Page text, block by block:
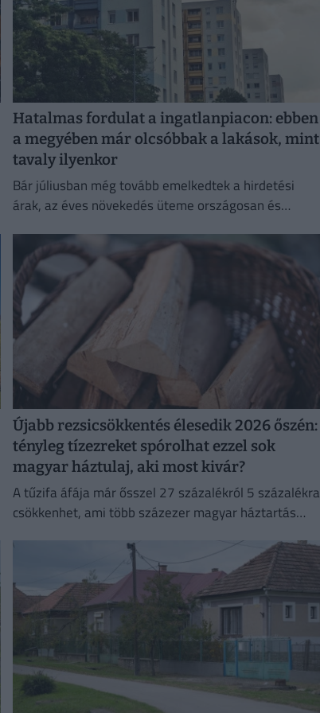
Hatalmas fordulat a ingatlanpiacon: ebben
a megyében már olcsóbbak a lakások, mint
tavaly ilyenkor
Bár júliusban még tovább emelkedtek a hirdetési
árak, az éves növekedés üteme országosan és
Újabb rezsicsökkentés élesedik 2026 őszén:
tényleg tízezreket spórolhat ezzel sok
magyar háztulaj, aki most kivár?
A tűzifa áfája már ősszel 27 százalékról 5 százalékra
csökkenhet, ami több százezer magyar háztartás